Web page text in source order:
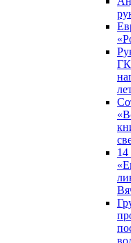
ГК